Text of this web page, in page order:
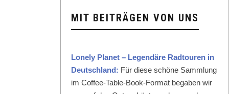
MIT BEITRÄGEN VON UNS
Lone­ly Plan­et – Leg­endäre Rad­touren in
Deutsch­land: Für diese schöne Samm­lung
im Cof­fee-Table-Book-For­mat begaben wir